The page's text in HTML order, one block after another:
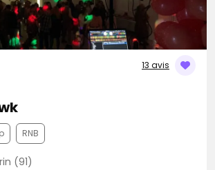
13 avis
RNB
(91)